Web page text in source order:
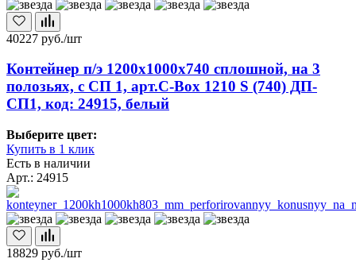
40227 руб./шт
Контейнер п/э 1200х1000х740 сплошной, на 3
полозьях, с СП 1, арт.C-Box 1210 S (740) ДП-
СП1, код: 24915, белый
Выберите цвет:
Купить в 1 клик
Есть в наличии
Арт.: 24915
18829 руб./шт